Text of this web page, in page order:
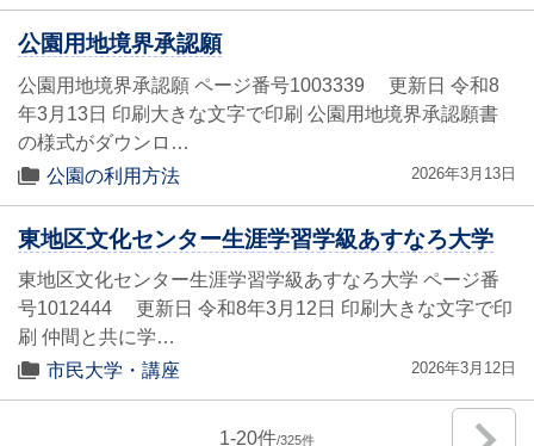
公園用地境界承認願
公園用地境界承認願 ページ番号1003339 更新日 令和8
年3月13日 印刷大きな文字で印刷 公園用地境界承認願書
の様式がダウンロ…
公園の利用方法
2026年3月13日
東地区文化センター生涯学習学級あすなろ大学
東地区文化センター生涯学習学級あすなろ大学 ページ番
号1012444 更新日 令和8年3月12日 印刷大きな文字で印
刷 仲間と共に学…
市民大学・講座
2026年3月12日
1-20 325